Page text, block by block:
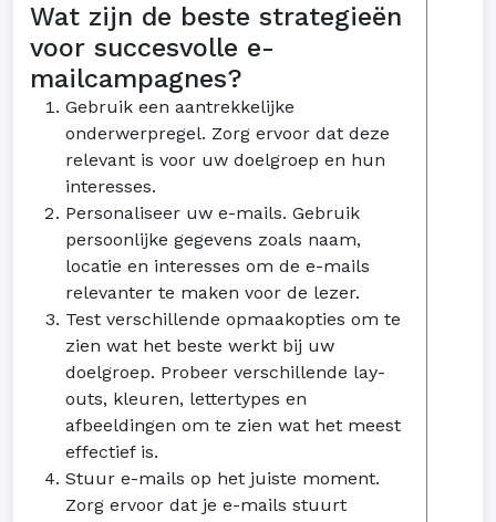
Wat zijn de beste strategieën
voor succesvolle e-
mailcampagnes?
Gebruik een aantrekkelijke
onderwerpregel. Zorg ervoor dat deze
relevant is voor uw doelgroep en hun
interesses.
Personaliseer uw e-mails. Gebruik
persoonlijke gegevens zoals naam,
locatie en interesses om de e-mails
relevanter te maken voor de lezer.
Test verschillende opmaakopties om te
zien wat het beste werkt bij uw
doelgroep. Probeer verschillende lay-
outs, kleuren, lettertypes en
afbeeldingen om te zien wat het meest
effectief is.
Stuur e-mails op het juiste moment.
Zorg ervoor dat je e-mails stuurt